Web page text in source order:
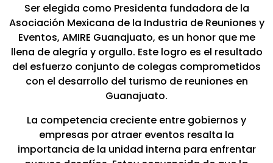
Ser elegida como Presidenta fundadora de la
Asociación Mexicana de la Industria de Reuniones y
Eventos, AMIRE Guanajuato, es un honor que me
llena de alegría y orgullo. Este logro es el resultado
del esfuerzo conjunto de colegas comprometidos
con el desarrollo del turismo de reuniones en
Guanajuato.
La competencia creciente entre gobiernos y
empresas por atraer eventos resalta la
importancia de la unidad interna para enfrentar